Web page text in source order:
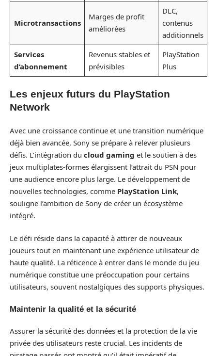
Microtransactions
Marges de profit
améliorées
DLC,
contenus
additionnels
Services
d’abonnement
Revenus stables et
prévisibles
PlayStation
Plus
Les enjeux futurs du PlayStation
Network
Avec une croissance continue et une transition numérique
déjà bien avancée, Sony se prépare à relever plusieurs
défis. L’intégration du cloud gaming et le soutien à des
jeux multiplates-formes élargissent l’attrait du PSN pour
une audience encore plus large. Le développement de
nouvelles technologies, comme PlayStation Link,
souligne l’ambition de Sony de créer un écosystème
intégré.
Le défi réside dans la capacité à attirer de nouveaux
joueurs tout en maintenant une expérience utilisateur de
haute qualité. La réticence à entrer dans le monde du jeu
numérique constitue une préoccupation pour certains
utilisateurs, souvent nostalgiques des supports physiques.
Maintenir la qualité et la sécurité
Assurer la sécurité des données et la protection de la vie
privée des utilisateurs reste crucial. Les incidents de